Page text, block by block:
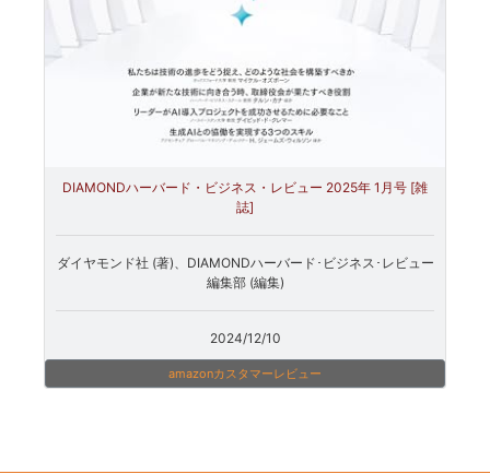
DIAMONDハーバード・ビジネス・レビュー 2025年 1月号 [雑
誌]
ダイヤモンド社 (著)、DIAMONDハーバード･ビジネス･レビュー
編集部 (編集)
2024/12/10
amazonカスタマーレビュー